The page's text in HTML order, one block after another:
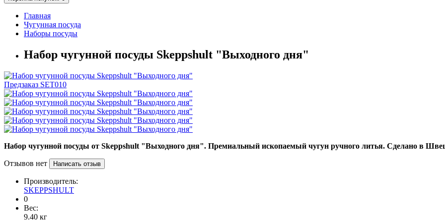
Главная
Чугунная посуда
Наборы посуды
Набор чугунной посуды Skeppshult "Выходного дня"
Предзаказ SET010
Набор чугунной посуды от Skeppshult "Выходного дня". Премиальный ископаемый чугун ручного литья. Сделано в
Отзывов нет Написать отзыв
Производитель:
SKEPPSHULT
0
Вес:
9.40 кг